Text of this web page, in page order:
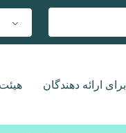
برای ارائه دهندگان